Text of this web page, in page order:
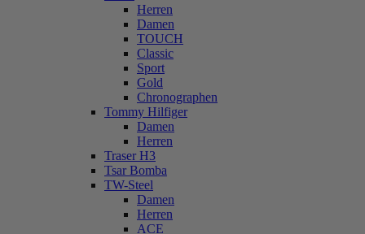
Herren
Damen
TOUCH
Classic
Sport
Gold
Chronographen
Tommy Hilfiger
Damen
Herren
Traser H3
Tsar Bomba
TW-Steel
Damen
Herren
ACE